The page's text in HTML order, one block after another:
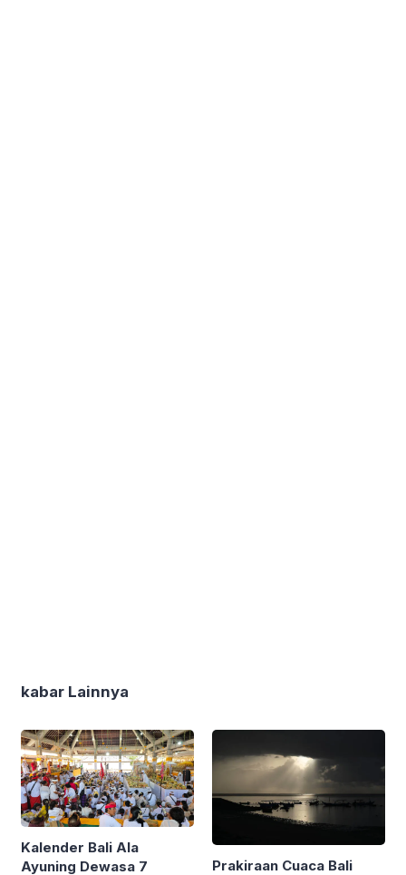
kabar Lainnya
Kalender Bali Ala
Ayuning Dewasa 7
Prakiraan Cuaca Bali